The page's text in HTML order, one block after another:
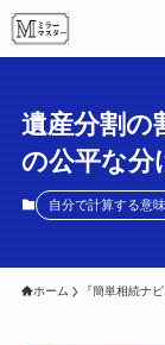
遺産分割の
の公平な分
自分で計算する意味
ホーム 『簡単相続ナ